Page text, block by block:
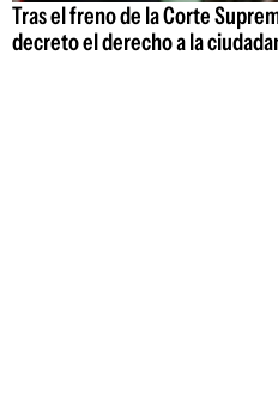
Tras el freno de la Corte
decreto el derecho a la